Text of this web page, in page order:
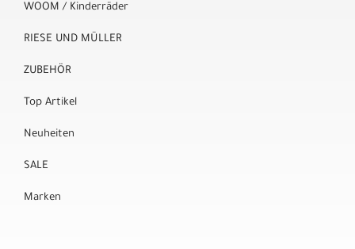
WOOM / Kinderräder
RIESE UND MÜLLER
ZUBEHÖR
Top Artikel
Neuheiten
SALE
Marken